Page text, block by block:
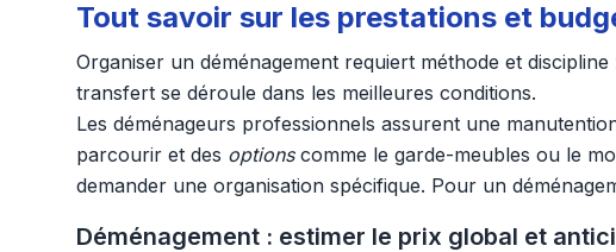
Tout savoir sur les prestations et
Organiser un déménagement requiert méthode et
transfert se déroule dans les meilleures conditions.
Les déménageurs professionnels assurent une
parcourir et des optionscomme le garde-meubles ou le
demander une organisation spécifique. Pour un
Déménagement : estimer le prix global et